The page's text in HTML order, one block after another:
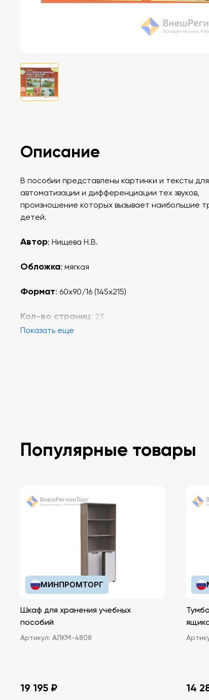
Описание
В пособии представлены картинки и тексты для
автоматизации и дифференциации тех звуков,
произношение которых вызывает наибольшие
детей.
Автор: Нищева Н.В.
Обложка: мягкая
Формат: 60х90/16 (145х215)
Кол-во страниц: 23
Показать еще
Популярные товары
МИНПРОМТОРГ
Шкаф для хранения учебных
пособий
Артикул: АЛКМ-4808
19 195 ₽ 14